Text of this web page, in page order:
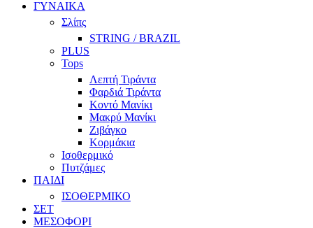
ΓΥΝΑΙΚΑ
Σλίπς
STRING / BRAZIL
PLUS
Tops
Λεπτή Τιράντα
Φαρδιά Τιράντα
Κοντό Μανίκι
Μακρύ Μανίκι
Ζιβάγκο
Κορμάκια
Ισοθερμικό
Πυτζάμες
ΠΑΙΔΙ
ΙΣΟΘΕΡΜΙΚΟ
ΣΕΤ
ΜΕΣΟΦΟΡΙ